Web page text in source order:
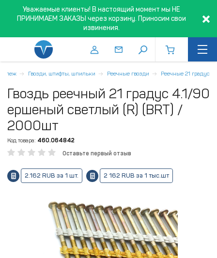
Уважаемые клиенты! В настоящий момент мы НЕ
ПРИНИМАЕМ ЗАКАЗЫ через корзину. Приносим свои
извинения.
Гвозди, штифты, шпильки Реечные гвозди Реечные 21 градус
Гвоздь реечный 21 градус 4.1/90
ершеный светлый (R) (BRT) /
2000шт
Код товара: 460.064842
Оставьте первый отзыв
2.162 RUB за 1 шт. 2 162 RUB за 1 тыс.шт